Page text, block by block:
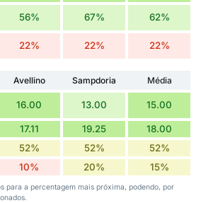
56% 67% 62%
22% 22% 22%
Avellino Sampdoria
Média
16.00 13.00 15.00
17.11 19.25 18.00
52% 52% 52%
10% 20% 15%
para a percentagem mais próxima, podendo, por